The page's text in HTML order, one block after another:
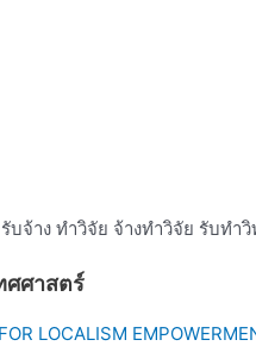
รับจ้าง ทำวิจัย จ้างทำวิจัย รับทำ
ศศาสตร์
LOCALISM